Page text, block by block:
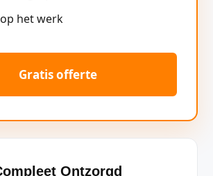
het werk
Gratis offerte
Ontzorgd